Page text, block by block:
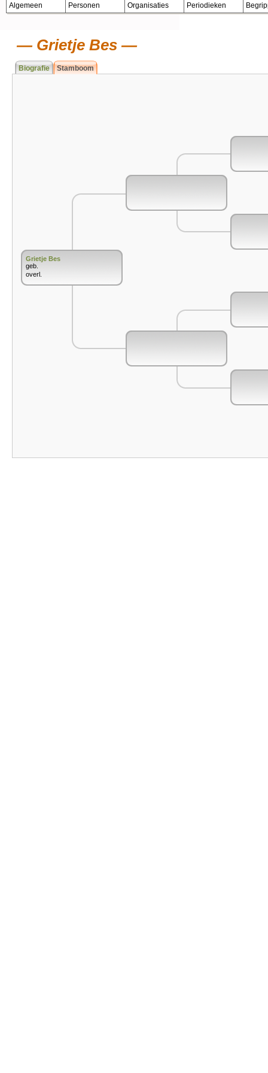
Algemeen Personen Organisaties Periodieken
Grietje Bes
Biografie Stamboom
Grietje Bes
geb.
overl.